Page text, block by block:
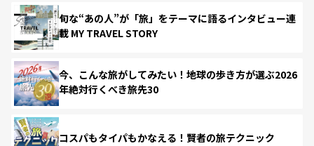
旬な“あの人”が「旅」をテーマに語るインタビュー連
載 MY TRAVEL STORY
今、こんな旅がしてみたい！地球の歩き方が選ぶ2026
年絶対行くべき旅先30
コスパもタイパもかなえる！賢者の旅テクニック